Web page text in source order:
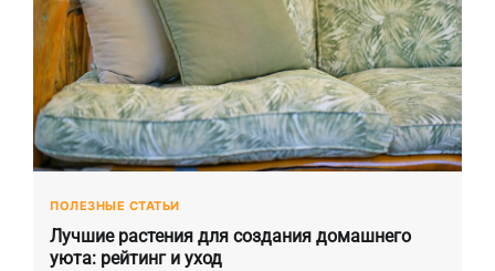
ПОЛЕЗНЫЕ СТАТЬИ
Лучшие растения для создания домашнего
уюта: рейтинг и уход